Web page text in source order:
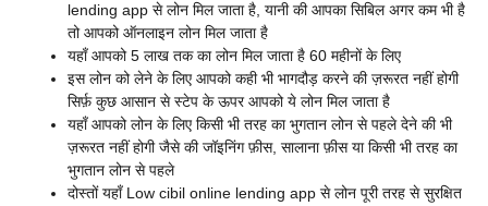
lending app से लोन मिल जाता है, यानी की आपका सिबिल अगर कम भी है
तो आपको ऑनलाइन लोन मिल जाता है
यहाँ आपको 5 लाख तक का लोन मिल जाता है 60 महीनों के लिए
इस लोन को लेने के लिए आपको कही भी भागदौड़ करने की ज़रूरत नहीं होगी
सिर्फ़ कुछ आसान से स्टेप के ऊपर आपको ये लोन मिल जाता है
यहाँ आपको लोन के लिए किसी भी तरह का भुगतान लोन से पहले देने की भी
ज़रूरत नहीं होगी जैसे की जॉइनिंग फ़ीस, सालाना फ़ीस या किसी भी तरह का
भुगतान लोन से पहले
दोस्तों यहाँ Low cibil online lending app से लोन पूरी तरह से सुरक्षित